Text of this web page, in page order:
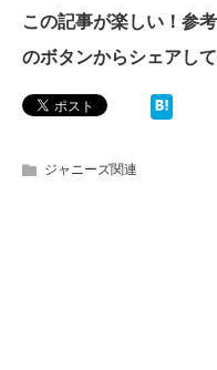
この記事が楽しい！参
のボタンからシェアし
ジャニーズ関連